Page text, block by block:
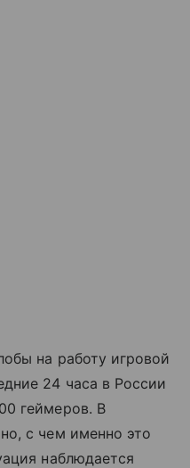
на работу игровой
24 часа в России
геймеров. В
с чем именно это
наблюдается